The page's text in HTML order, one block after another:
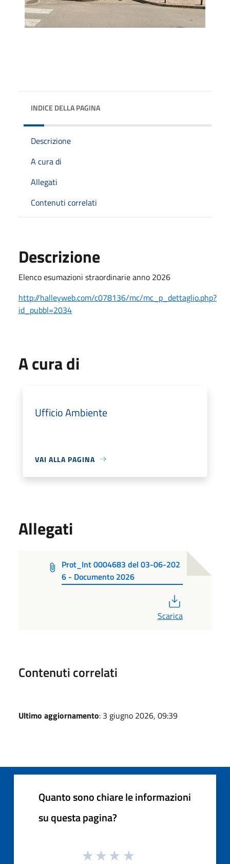
INDICE DELLA PAGINA
Descrizione
A cura di
Allegati
Contenuti correlati
Descrizione
Elenco esumazioni straordinarie anno 2026
http://halleyweb.com/c078136/mc/mc_p_dettaglio.php?
id_pubbl=2034
A cura di
Ufficio Ambiente
VAI ALLA PAGINA
Allegati
Prot_Int 0004683 del 03-06-202
6 - Documento 2026
Scarica
Contenuti correlati
Ultimo aggiornamento: 3 giugno 2026, 09:39
Quanto sono chiare le informazioni
su questa pagina?